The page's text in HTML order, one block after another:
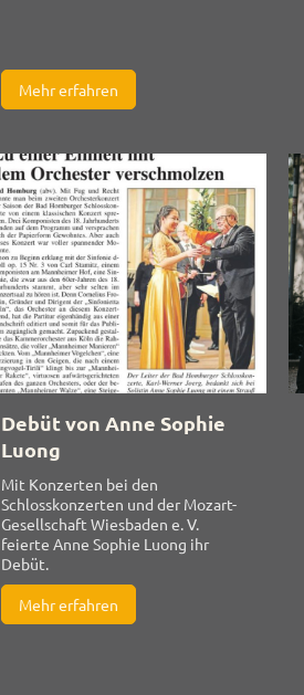
Mehr erfahren
Debüt von Anne Sophie
Luong
Mit Konzerten bei den
Schlosskonzerten und der Mozart-
Gesellschaft Wiesbaden e. V.
feierte Anne Sophie Luong ihr
Debüt.
Mehr erfahren